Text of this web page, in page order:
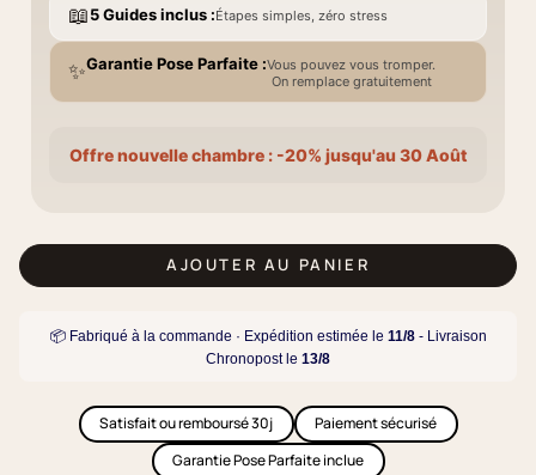
📖5 Guides inclus :Étapes simples, zéro stress
✨Garantie Pose Parfaite :Vous pouvez vous tromper.
On remplace gratuitement
Offre nouvelle chambre : -20% jusqu'au 30 Août
AJOUTER AU PANIER
📦 Fabriqué à la commande · Expédition estimée le 11/8- Livraison
Chronopost le 13/8
Satisfait ou remboursé 30j
Paiement sécurisé
Garantie Pose Parfaite inclue